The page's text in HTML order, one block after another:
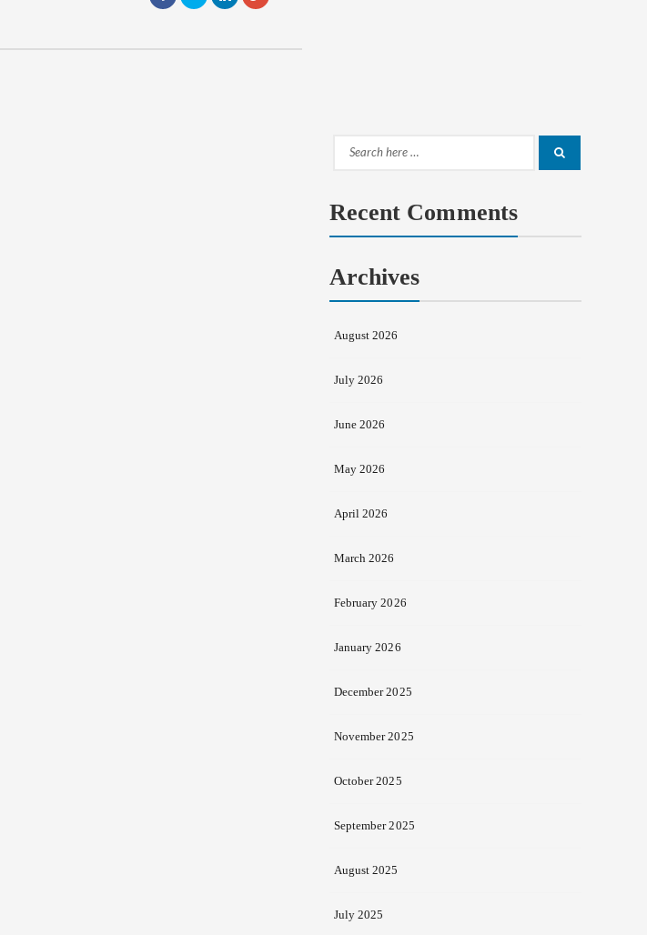
Search
Recent Comments
Archives
August 2026
July 2026
June 2026
May 2026
April 2026
March 2026
February 2026
January 2026
December 2025
November 2025
October 2025
September 2025
August 2025
July 2025